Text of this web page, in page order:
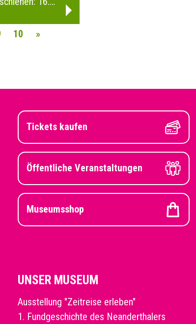
10 »
Tickets kaufen
Öffentliche Veranstaltungen
Museumsshop
UNSER MUSEUM
Ausstellung "Zeitreise erleben"
1. Fundgeschichte des Neanderthalers